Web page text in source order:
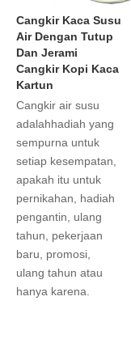
Cangkir Kaca Susu
Air Dengan Tutup
Dan Jerami
Cangkir Kopi Kaca
Kartun
Cangkir air susu
adalahhadiah yang
sempurna untuk
setiap kesempatan,
apakah itu untuk
pernikahan, hadiah
pengantin, ulang
tahun, pekerjaan
baru, promosi,
ulang tahun atau
hanya karena.